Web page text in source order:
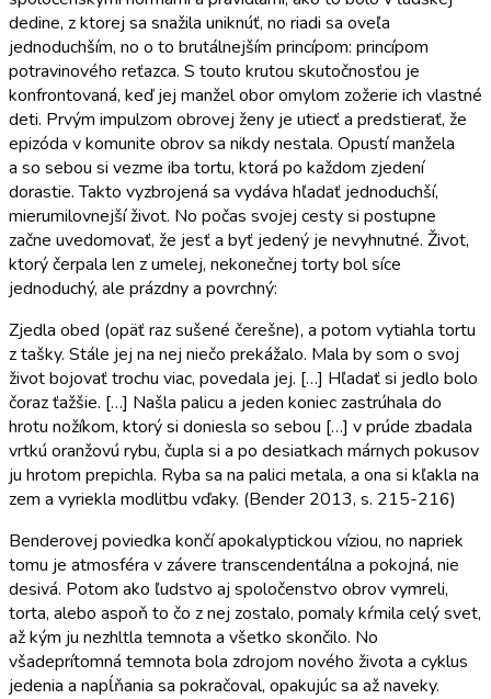
dedine, z ktorej sa snažila uniknúť, no riadi sa oveľa
jednoduchším, no o to brutálnejším princípom: princípom
potravinového reťazca. S touto krutou skutočnosťou je
konfrontovaná, keď jej manžel obor omylom zožerie ich vlastné
deti. Prvým impulzom obrovej ženy je utiecť a predstierať, že
epizóda v komunite obrov sa nikdy nestala. Opustí manžela
a so sebou si vezme iba tortu, ktorá po každom zjedení
dorastie. Takto vyzbrojená sa vydáva hľadať jednoduchší,
mierumilovnejší život. No počas svojej cesty si postupne
začne uvedomovať, že jesť a byť jedený je nevyhnutné. Život,
ktorý čerpala len z umelej, nekonečnej torty bol síce
jednoduchý, ale prázdny a povrchný:
Zjedla obed (opäť raz sušené čerešne), a potom vytiahla tortu
z tašky. Stále jej na nej niečo prekážalo. Mala by som o svoj
život bojovať trochu viac, povedala jej. […] Hľadať si jedlo bolo
čoraz ťažšie. […] Našla palicu a jeden koniec zastrúhala do
hrotu nožíkom, ktorý si doniesla so sebou […] v prúde zbadala
vrtkú oranžovú rybu, čupla si a po desiatkach márnych pokusov
ju hrotom prepichla. Ryba sa na palici metala, a ona si kľakla na
zem a vyriekla modlitbu vďaky. (Bender 2013, s. 215-216)
Benderovej poviedka končí apokalyptickou víziou, no napriek
tomu je atmosféra v závere transcendentálna a pokojná, nie
desivá. Potom ako ľudstvo aj spoločenstvo obrov vymreli,
torta, alebo aspoň to čo z nej zostalo, pomaly kŕmila celý svet,
až kým ju nezhltla temnota a všetko skončilo. No
všadeprítomná temnota bola zdrojom nového života a cyklus
jedenia a napĺňania sa pokračoval, opakujúc sa až naveky.